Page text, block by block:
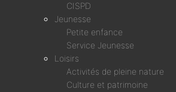
CISPD
Jeunesse
Petite enfance
Service Jeunesse
Loisirs
Activités de pleine nature
Culture et patrimoine